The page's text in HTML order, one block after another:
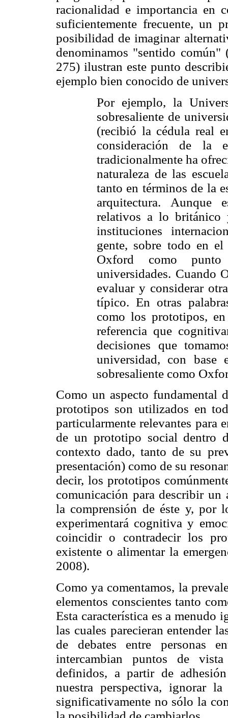
racionalidad e importancia en
suficientemente frecuente, un
posibilidad de imaginar
denominamos "sentido
275) ilustran este punto
ejemplo bien conocido de
Por ejemplo, la
sobresaliente de
(recibió la cédula real
consideración de la
tradicionalmente ha
naturaleza de las
tanto en términos de la
arquitectura. Aunque
relativos a lo británico
instituciones
gente, sobre todo en
Oxford como
universidades. Cuando
evaluar y considerar
típico. En otras
como los prototipos,
referencia que
decisiones que
universidad, con base
sobresaliente como
Como un aspecto fundamental
prototipos son utilizados en
particularmente relevantes para
de un prototipo social dentro
contexto dado, tanto de su
presentación) como de su
decir, los prototipos
comunicación para describir
la comprensión de éste y, por
experimentará cognitiva y
coincidir o contradecir los
existente o alimentar la
2008).
Como ya comentamos, la
elementos conscientes tanto
Esta característica es a menudo
las cuales parecieran entender
de debates entre personas
intercambian puntos de
definidos, a partir de
nuestra perspectiva, ignorar
significativamente no sólo la